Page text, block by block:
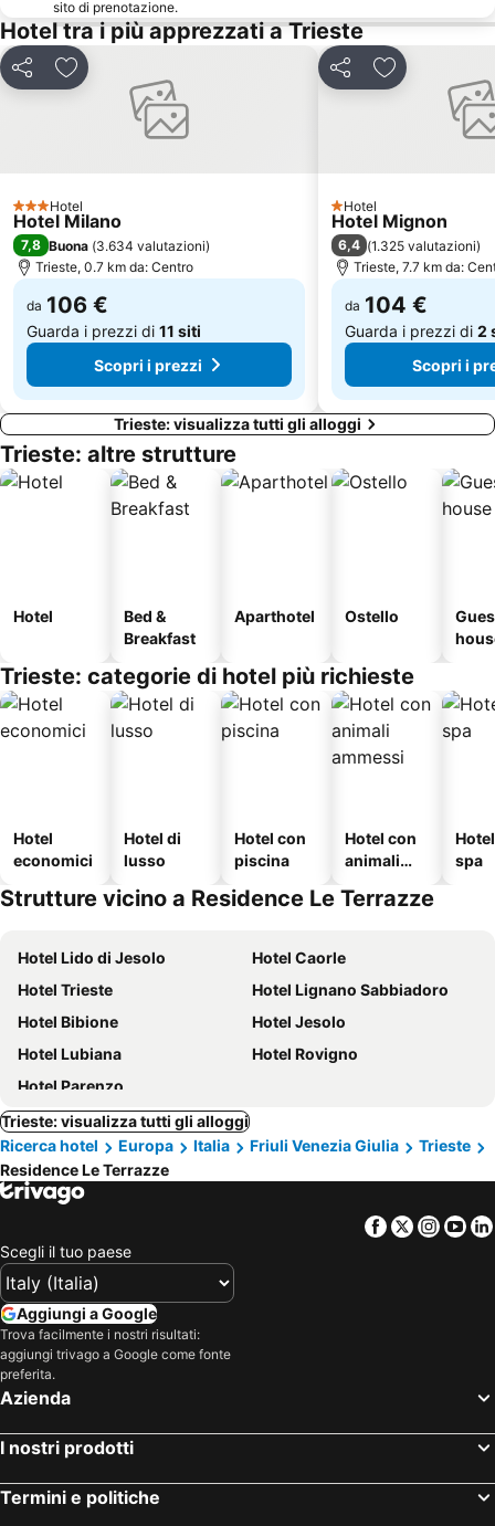
Viale XX Settembre
Foiba di Basovizza
Katoro
Istrian Riviera
Grotte di San Canziano
Centro Storico di Capodistria
Casinò Portorož
AC Mareda
Grotta Gigante
San Vito
sito di prenotazione.
Hotel tra i più apprezzati a Trieste
CondividiAggiungi ai preferiti
3 StelleHotel
Hotel Milano
7,8 Buona (3.634 valutazioni)
Trieste, 0.7 km da: Centro
da 106 €
Guarda i prezzi di 11 siti
Scopri i prezzi
CondividiAggiungi ai
1 Stelle
Hotel
Hotel Mignon
6,4 (1.325 valutazioni)
Trieste, 7.7 km da:
da 104 €
Guarda i prezzi di 2
Scopri i
Trieste: visualizza tutti gli alloggi
Trieste: altre strutture
Hotel
Bed &
Breakfast
Aparthotel Ostello
Trieste: categorie di hotel più richieste
Hotel
economici
Hotel di
lusso
Hotel con
piscina
Hotel con
animali
spa
Strutture vicino a Residence Le Terrazze
Hotel Lido di Jesolo
Hotel Caorle
Hotel Trieste
Hotel Lignano Sabbiadoro
Hotel Bibione
Hotel Jesolo
Hotel Lubiana
Hotel Rovigno
Hotel Parenzo
Trieste: visualizza tutti gli alloggi
Ricerca hotel
Europa Italia Friuli Venezia Giulia
Trieste
Residence Le Terrazze
Facebook
Twitter
Scegli il tuo paese
Aggiungi a Google
Trova facilmente i nostri risultati:
aggiungi trivago a Google come fonte
preferita.
Azienda
I nostri prodotti
Termini e politiche